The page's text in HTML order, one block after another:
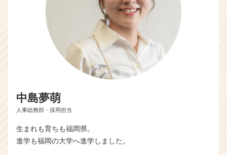
中島夢萌
人事総務部・採用担当
生まれも育ちも福岡県。
進学も福岡の大学へ進学しました。